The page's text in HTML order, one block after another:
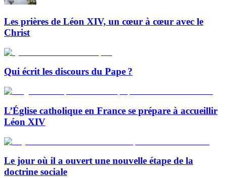
Les prières de Léon XIV, un cœur à cœur avec le
Christ
Qui écrit les discours du Pape ?
L’Église catholique en France se prépare à accueillir
Léon XIV
Le jour où il a ouvert une nouvelle étape de la
doctrine sociale